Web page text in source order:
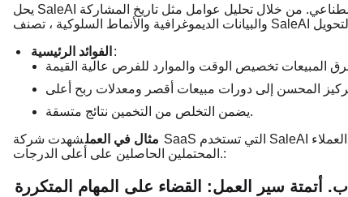
يحل SaleAI هذه المشكلة من خلال تسجيل نقاط العملاء المحتملين الذكاء الاصطناعي. من خلال تحليل عوامل مثل تاريخ المشاركة
الفوائد الرئيسية :
يضمن التخلص من التخمين نتائج متسقة.
مثال في العملشهدت شركة SaaS التي تستخدم SaleAI زيادة بنسبة 25٪ في التحويلات من خلال التركيز فقط على العملاء
المحتملين الحاصلين على أعلى الدرجات.:
ب. أتمتة سير العمل: القضاء على المهام المتكررة